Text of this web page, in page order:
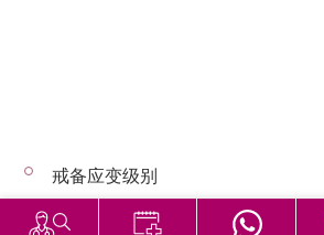
© 2026 版权所有 © 港安医疗 保留一切权利
戒备应变级别
恶劣天气下的诊症安排